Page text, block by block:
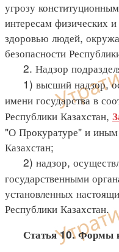
угрозу
интересам физических
здоровью людей,
безопасности
2. Надзор
1) высший надзор,
имени государства в
Республики Казахстан,
"О Прокуратуре" и иным
Казахстан;
2) надзор,
государственными
установленных
Республики Казахстан.
Статья 10. Формы